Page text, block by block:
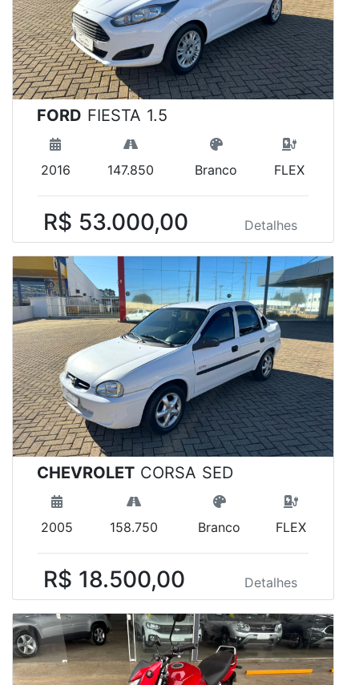
FORD FIESTA 1.5
2016 147.850 Branco FLEX
R$ 53.000,00 Detalhes
CHEVROLET CORSA SED
2005 158.750 Branco FLEX
R$ 18.500,00 Detalhes